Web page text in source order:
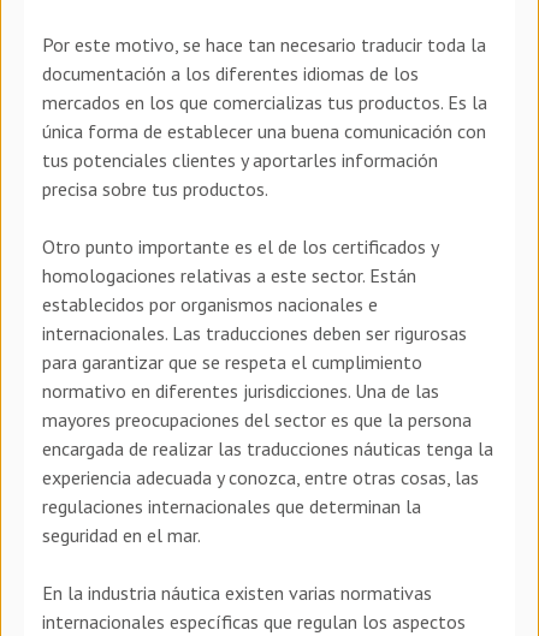
Por este motivo, se hace tan necesario traducir toda la
documentación a los diferentes idiomas de los
mercados en los que comercializas tus productos. Es la
única forma de establecer una buena comunicación con
tus potenciales clientes y aportarles información
precisa sobre tus productos.
Otro punto importante es el de los certificados y
homologaciones relativas a este sector. Están
establecidos por organismos nacionales e
internacionales. Las traducciones deben ser rigurosas
para garantizar que se respeta el cumplimiento
normativo en diferentes jurisdicciones. Una de las
mayores preocupaciones del sector es que la persona
encargada de realizar las traducciones náuticas tenga la
experiencia adecuada y conozca, entre otras cosas, las
regulaciones internacionales que determinan la
seguridad en el mar.
En la industria náutica existen varias normativas
internacionales específicas que regulan los aspectos